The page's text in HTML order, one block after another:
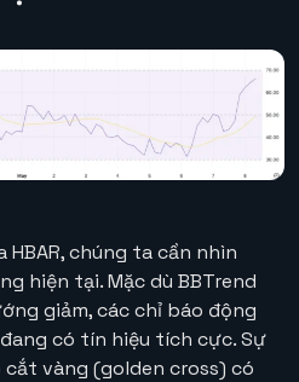
chúng ta cần nhìn
hiện tại. Mặc dù BBTrend
giảm, các chỉ báo động
đang có tín hiệu tích cực. Sự
vàng (golden cross) có